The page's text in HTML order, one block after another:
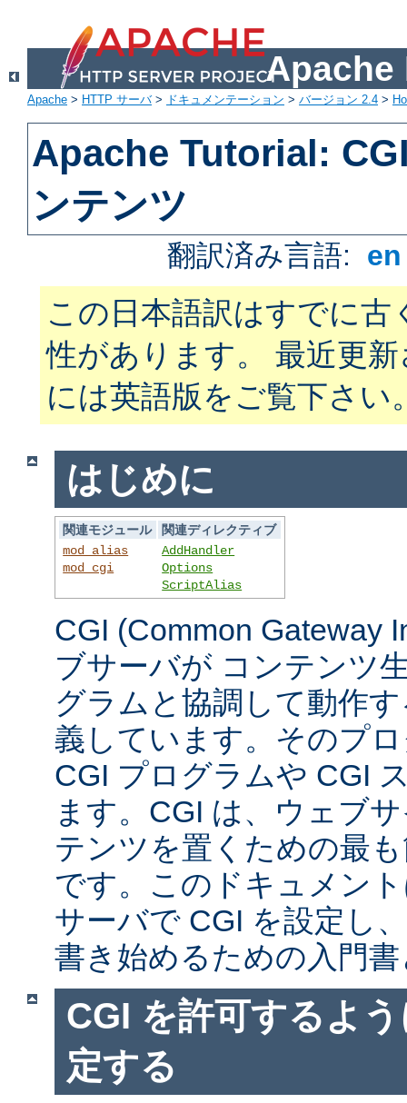
Apache
Apache > HTTP サーバ> ドキュメンテーション > バージョン 2.4 >
Apache Tutorial:
ンテンツ
翻訳済み言語:
この日本語訳はすでに古
性があります。 最近更
には英語版をご覧下さい
はじめに
関連モジュール
関連ディレクティブ
mod_alias
mod_cgi
AddHandler
Options
ScriptAlias
CGI (Common Gateway
ブサーバが コンテンツ
グラムと協調して動作
義しています。そのプ
CGI プログラムや CGI
ます。CGI は、ウェブ
テンツを置くための最
です。このドキュメン
サーバで CGI を設定し
書き始めるための入門
CGI を許可するよ
定する